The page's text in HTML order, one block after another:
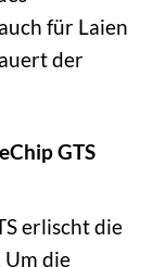
für Laien
der
GTS
erlischt die
Um die